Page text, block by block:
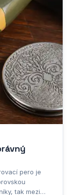
pero je
tak mezi